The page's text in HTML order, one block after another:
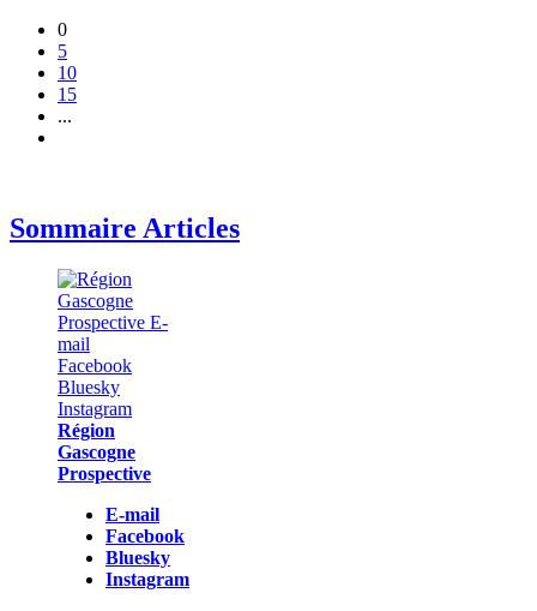
0
5
10
15
...
Sommaire Articles
Région
Gascogne
Prospective
E-mail
Facebook
Bluesky
Instagram